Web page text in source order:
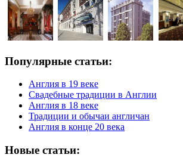
Популярные статьи:
Англия в 19 веке
Свадебные традиции в Англии
Англия в 18 веке
Традиции и обычаи англичан
Англия в конце 20 века
Новые статьи: